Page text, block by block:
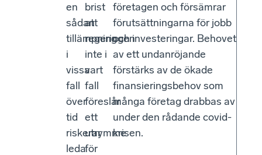
en
sådan
tillämpning
i
vissa
fall
över
tid
riskerar
leda
brist
att
regeringen
inte i
vart
fall
föreslår
ett
utrymme
för
företagen och försämrar
förutsättningarna för jobb
och investeringar. Behovet
av ett undanröjande
förstärks av de ökade
finansieringsbehov som
många företag drabbas av
under den rådande covid-
krisen.